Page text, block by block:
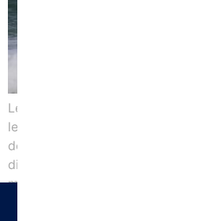
Les cours de perfectionnement du
le 4 avril pour le groupe du matin
de l’après-midi. Il reste encore
disponibles. Le centre de
maintenant lié au nouveau club